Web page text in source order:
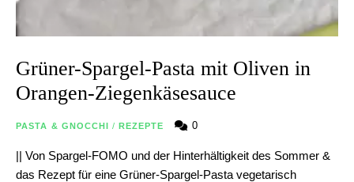
Grüner-Spargel-Pasta mit Oliven in
Orangen-Ziegenkäsesauce
PASTA & GNOCCHI / REZEPTE 0
|| Von Spargel-FOMO und der Hinterhältigkeit des Sommer &
das Rezept für eine Grüner-Spargel-Pasta vegetarisch